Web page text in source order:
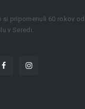
si pripomenuli 60 rokov od
v Seredi.